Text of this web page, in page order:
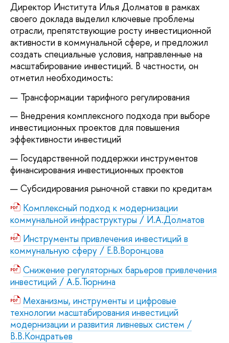
Директор Института Илья Долматов в рамках
своего доклада выделил ключевые проблемы
отрасли, препятствующие росту инвестиционной
активности в коммунальной сфере, и предложил
создать специальные условия, направленные на
масштабирование инвестиций. В частности, он
отметил необходимость:
Трансформации тарифного регулирования
Внедрения комплексного подхода при выборе
инвестиционных проектов для повышения
эффективности инвестиций
Государственной поддержки инструментов
финансирования инвестиционных проектов
Субсидирования рыночной ставки по кредитам
Комплексный подход к модернизации
коммунальной инфраструктуры / И.А.Долматов
Инструменты привлечения инвестиций в
коммунальную сферу / Е.В.Воронцова
Снижение регуляторных барьеров привлечения
инвестиций / А.Б.Тюрнина
Механизмы, инструменты и цифровые
технологии масштабирования инвестиций
модернизации и развития ливневых систем /
В.В.Кондратьев